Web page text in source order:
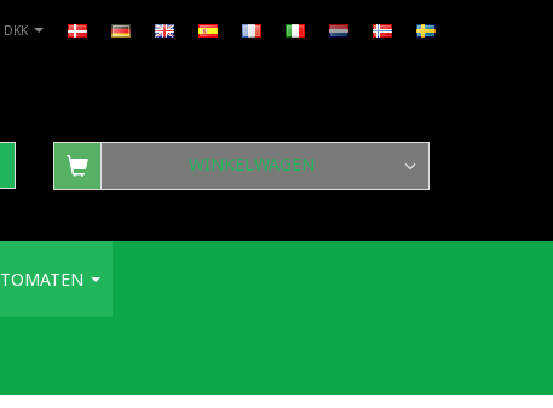
DKK
WINKELWAGEN